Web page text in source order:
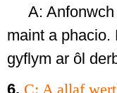
A:
maint a phacio.
gyflym ar ôl
6, C: A allaf